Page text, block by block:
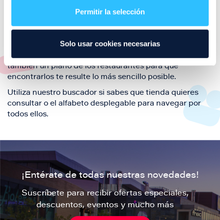
Permitir la selección
Solo usar cookies necesarias
también de nuestra oferta de ocio y shopping durante
podrás encontrar toda la información necesaria de
cada una de nuestras marcas. Sus datos de contacto y
también un plano de los restaurantes para que
encontrarlos te resulte lo más sencillo posible.
Utiliza nuestro buscador si sabes que tienda quieres
consultar o el alfabeto desplegable para navegar por
todos ellos.
¡Entérate de todas nuestras novedades!
Suscríbete para recibir ofertas especiales,
descuentos, eventos y mucho más